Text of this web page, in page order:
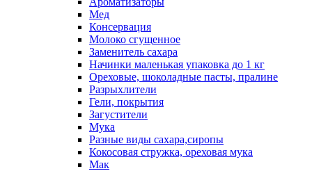
Мед
Консервация
Молоко сгущенное
Заменитель сахара
Начинки маленькая упаковка до 1 кг
Ореховые, шоколадные пасты, пралине
Разрыхлители
Гели, покрытия
Загустители
Мука
Разные виды сахара,сиропы
Кокосовая стружка, ореховая мука
Мак